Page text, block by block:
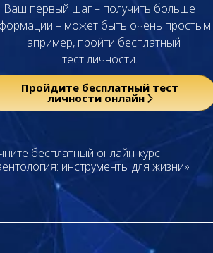
Ваш первый шаг – получить больше
– может быть очень простым.
Например, пройти бесплатный
тест личности.
Пройдите бесплатный тест
личности онлайн
бесплатный онлайн-курс
инструменты для жизни»